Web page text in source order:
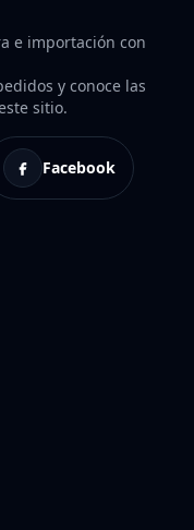
e importación con
y conoce las
sitio.
Facebook